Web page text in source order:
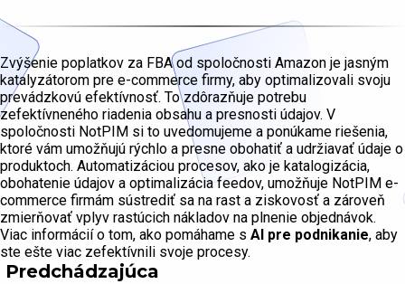
Zvýšenie poplatkov za FBA od spoločnosti Amazon je jasným
katalyzátorom pre e-commerce firmy, aby optimalizovali svoju
prevádzkovú efektívnosť. To zdôrazňuje potrebu
zefektívneného riadenia obsahu a presnosti údajov. V
spoločnosti NotPIM si to uvedomujeme a ponúkame riešenia,
ktoré vám umožňujú rýchlo a presne obohatiť a udržiavať údaje o
produktoch. Automatizáciou procesov, ako je katalogizácia,
obohatenie údajov a optimalizácia feedov, umožňuje NotPIM e-
commerce firmám sústrediť sa na rast a ziskovosť a zároveň
zmierňovať vplyv rastúcich nákladov na plnenie objednávok.
Viac informácií o tom, ako pomáhame s AI pre podnikanie, aby
ste ešte viac zefektívnili svoje procesy.
Predchádzajúca